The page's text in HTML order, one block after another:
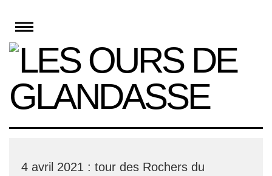
content
4 avril 2021 : tour des Rochers du